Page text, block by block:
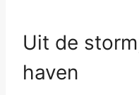
Uit de
haven